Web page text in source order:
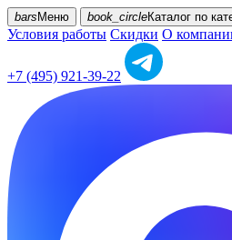
bars Меню book_circleКаталог по
Условия работы Скидки О
+7 (495) 921-39-22